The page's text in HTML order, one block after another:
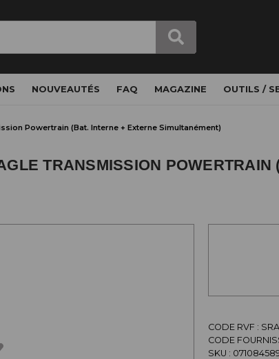
NOUVEAUTÉS FAQ MAGAZINE OUTILS /
Powertrain (Bat. Interne + Externe Simultanément)
TRANSMISSION POWERTRAIN
CODE RVF :
CODE
SKU :